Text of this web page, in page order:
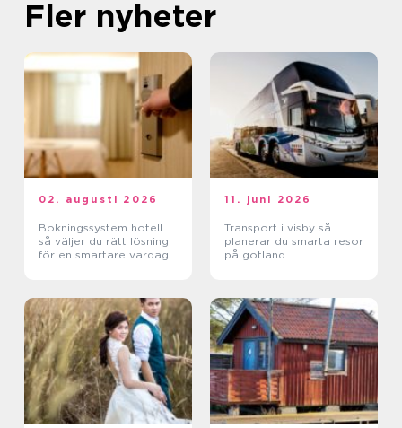
Fler nyheter
02. augusti 2026
Bokningssystem hotell
så väljer du rätt lösning
för en smartare vardag
11. juni 2026
Transport i visby så
planerar du smarta resor
på gotland